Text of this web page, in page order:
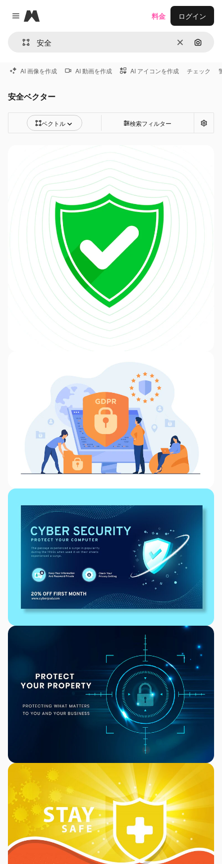
Close menu
Magnific
消去 画像で
料金 ログイン
AI 画像を作成 AI 動画を作成 AI アイコンを作成 チェック
安全ベクター
ベクトル 検索フィルター